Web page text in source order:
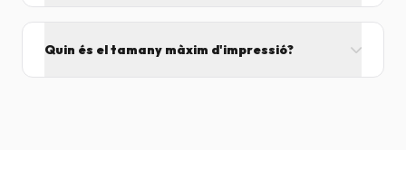
Quin és el tamany màxim d'impressió?